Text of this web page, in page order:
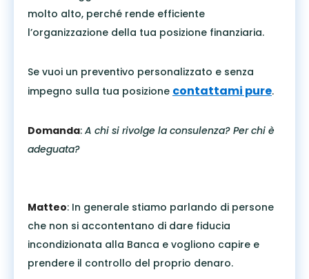
molto alto, perché rende efficiente
l’organizzazione della tua posizione finanziaria.
Se vuoi un preventivo personalizzato e senza
impegno sulla tua posizione contattami pure.
Domanda: A chi si rivolge la consulenza? Per chi è
adeguata?
Matteo: In generale stiamo parlando di persone
che non si accontentano di dare fiducia
incondizionata alla Banca e vogliono capire e
prendere il controllo del proprio denaro.